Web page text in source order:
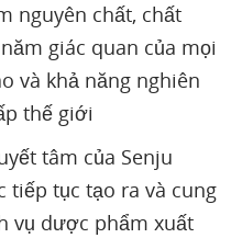
nguyên chất, chất
giác quan của mọi
và khả năng nghiên
thế giới
tâm của Senju
tiếp tục tạo ra và cung
vụ dược phẩm xuất